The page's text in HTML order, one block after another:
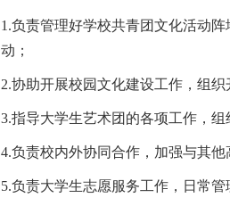
1.负责管理好学校共青团文化活动
动；
2.协助开展校园文化建设工作，组
3.指导大学生艺术团的各项工作，
4.负责校内外协同合作，加强与其
5.负责大学生志愿服务工作，日常管